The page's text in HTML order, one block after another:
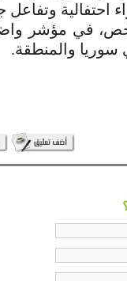
أجواء احتفالية
حاجز 2 مليون شخص،
سوريا والمنطقة.